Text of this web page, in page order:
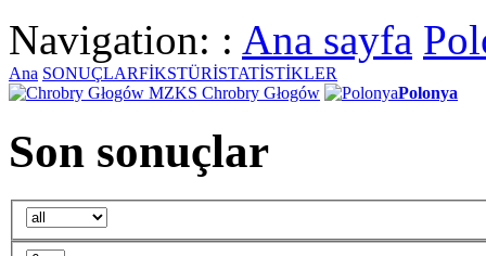
Navigation: : Ana sayfa
Ana SONUÇLARFİKSTÜRİSTATİSTİKLER
MZKS Chrobry Głogów
Polonya
Son sonuçlar